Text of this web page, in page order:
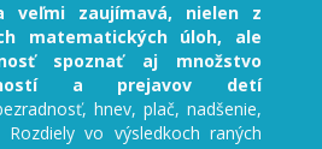
veľmi zaujímavá, nielen z
matematických úloh, ale
spoznať aj množstvo
a prejavov detí
hnev, plač, nadšenie,
vo výsledkoch raných